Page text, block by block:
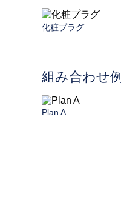
化粧プラグ
組み合わせ例
Plan A